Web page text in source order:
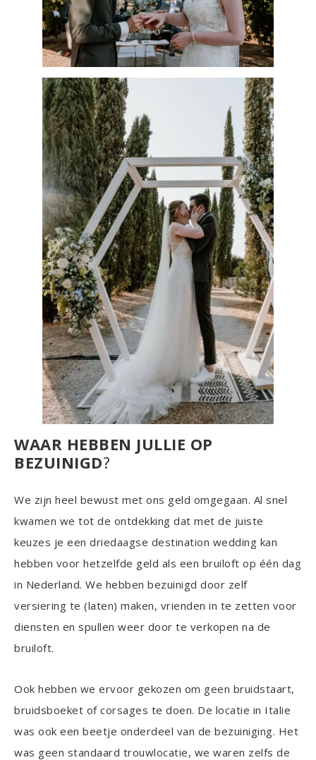
WAAR HEBBEN JULLIE OP
BEZUINIGD?
We zijn heel bewust met ons geld omgegaan. Al snel
kwamen we tot de ontdekking dat met de juiste
keuzes je een driedaagse destination wedding kan
hebben voor hetzelfde geld als een bruiloft op één dag
in Nederland. We hebben bezuinigd door zelf
versiering te (laten) maken, vrienden in te zetten voor
diensten en spullen weer door te verkopen na de
bruiloft.
Ook hebben we ervoor gekozen om geen bruidstaart,
bruidsboeket of corsages te doen. De locatie in Italie
was ook een beetje onderdeel van de bezuiniging. Het
was geen standaard trouwlocatie, we waren zelfs de